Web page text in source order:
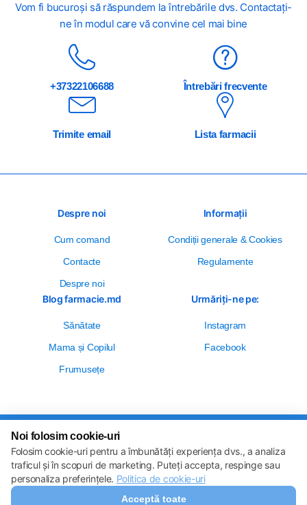
Vom fi bucuroși să răspundem la întrebările dvs. Contactați-
ne în modul care vă convine cel mai bine
+37322106688 Întrebări frecvente
Trimite email Lista farmacii
Despre noi
Cum comand
Contacte
Despre noi
Informații
Сondiții generale & Cookies
Regulamente
Blog farmacie.md
Sănătate
Mama și Copilul
Frumusețe
Urmăriți-ne pe:
Instagram
Facebook
Toate drepturile sunt rezervate © 2013 – 2026
Farmacie.md
Descărcați aplicația noastră
Setări cookie-uri
Politica de cookie-uri
Noi folosim cookie-uri
Folosim cookie-uri pentru a îmbunătăți experiența dvs., a analiza
traficul și în scopuri de marketing. Puteți accepta, respinge sau
personaliza preferințele. Politica de cookie-uri
Acceptă toate